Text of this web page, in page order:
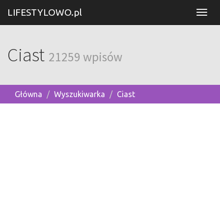
LIFESTYLOWO.pl
Ciast 21259 wpisów
Główna Wyszukiwarka Ciast